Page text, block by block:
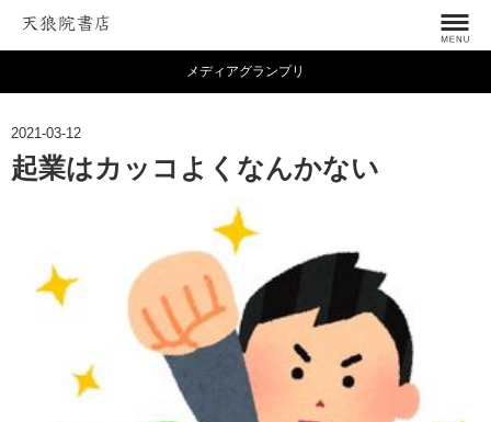
メディアグランプリ
2021-03-12
起業はカッコよくなんかない